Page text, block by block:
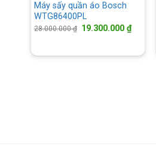
Máy sấy quần áo Bosch
WTG86400PL
28.000.000₫ Giá
19.300.000₫Giá
hiện